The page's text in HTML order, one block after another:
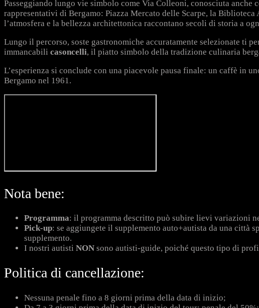
Passeggiando lungo vie simbolo come Via Colleoni, conosciuta anche
rappresentativi di Bergamo: Piazza Mercato delle Scarpe, la
l’atmosfera e la bellezza architettonica raccontano secoli di storia a
Lungo il percorso, soste gastronomiche accuratamente selezionate ti
immancabili casoncelli, il piatto simbolo della tradizione culinaria
L’esperienza si conclude con una piacevole pausa finale: un caffè in
Bergamo nel 1961.
Nota bene:
Programma: il programma descritto può subire lievi variazioni
Pick-up: se aggiungete il supplemento auto+autista da una città
supplemento.
I nostri autisti NON sono autisti-guide, poiché questo tipo di
Politica di cancellazione:
Nessuna penale fino a 8 giorni prima della data di inizio;